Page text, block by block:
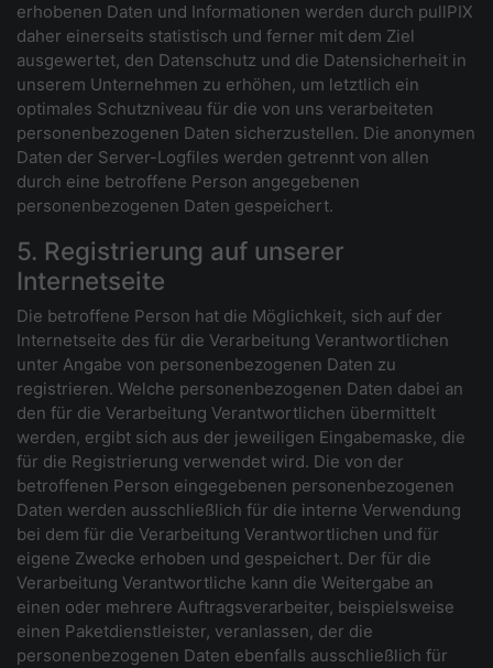
erhobenen Daten und Informationen werden durch pullPIX
daher einerseits statistisch und ferner mit dem Ziel
ausgewertet, den Datenschutz und die Datensicherheit in
unserem Unternehmen zu erhöhen, um letztlich ein
optimales Schutzniveau für die von uns verarbeiteten
personenbezogenen Daten sicherzustellen. Die anonymen
Daten der Server-Logfiles werden getrennt von allen
durch eine betroffene Person angegebenen
personenbezogenen Daten gespeichert.
5. Registrierung auf unserer
Internetseite
Die betroffene Person hat die Möglichkeit, sich auf der
Internetseite des für die Verarbeitung Verantwortlichen
unter Angabe von personenbezogenen Daten zu
registrieren. Welche personenbezogenen Daten dabei an
den für die Verarbeitung Verantwortlichen übermittelt
werden, ergibt sich aus der jeweiligen Eingabemaske, die
für die Registrierung verwendet wird. Die von der
betroffenen Person eingegebenen personenbezogenen
Daten werden ausschließlich für die interne Verwendung
bei dem für die Verarbeitung Verantwortlichen und für
eigene Zwecke erhoben und gespeichert. Der für die
Verarbeitung Verantwortliche kann die Weitergabe an
einen oder mehrere Auftragsverarbeiter, beispielsweise
einen Paketdienstleister, veranlassen, der die
personenbezogenen Daten ebenfalls ausschließlich für